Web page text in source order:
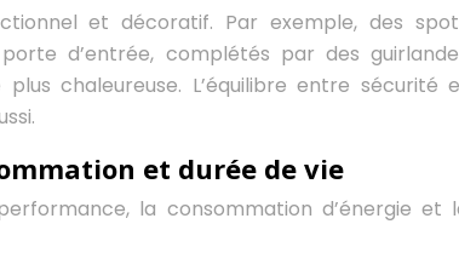
et décoratif. Par exemple, des
d’entrée, complétés par des
chaleureuse. L’équilibre entre sécurité
et durée de vie
la consommation d’énergie et